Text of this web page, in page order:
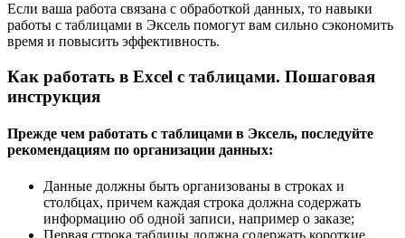
Если ваша работа связана с обработкой данных, то навыки
работы с таблицами в Эксель помогут вам сильно сэкономить
время и повысить эффективность.
Как работать в Excel с таблицами. Пошаговая
инструкция
Прежде чем работать с таблицами в Эксель, последуйте
рекомендациям по организации данных:
Данные должны быть организованы в строках и
столбцах, причем каждая строка должна содержать
информацию об одной записи, например о заказе;
Первая строка таблицы должна содержать короткие,